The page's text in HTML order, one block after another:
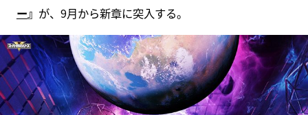
ー』 が、9月から新章に突入する。